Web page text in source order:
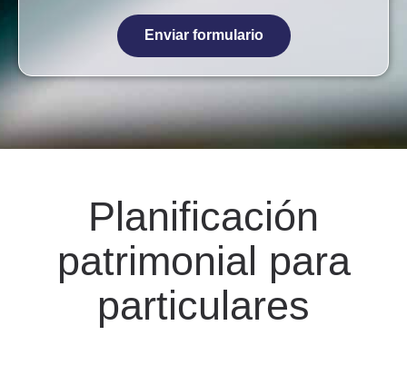
Enviar formulario
Planificación
patrimonial para
particulares